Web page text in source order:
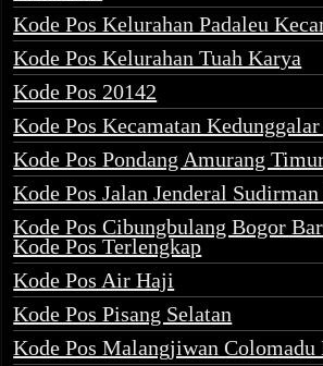
Kode Pos Kelurahan Padaleu
Kode Pos Kelurahan Tuah Karya
Kode Pos 20142
Kode Pos Kecamatan
Kode Pos Pondang Amurang
Kode Pos Jalan Jenderal
Kode Pos Cibungbulang Bogor
Kode Pos Terlengkap
Kode Pos Air Haji
Kode Pos Pisang Selatan
Kode Pos Malangjiwan Colomadu